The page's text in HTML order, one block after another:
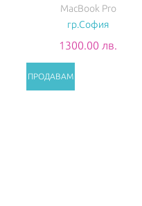
MacBook Pro
гр.София
1300.00 лв.